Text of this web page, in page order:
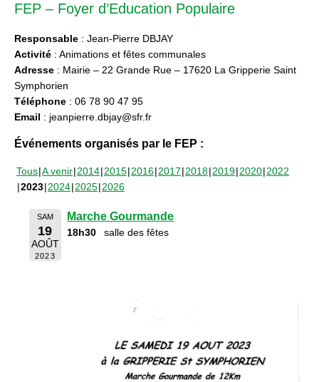
FEP – Foyer d’Education Populaire
Responsable : Jean-Pierre DBJAY
Activité : Animations et fêtes communales
Adresse : Mairie – 22 Grande Rue – 17620 La Gripperie Saint
Symphorien
Téléphone : 06 78 90 47 95
Email : jeanpierre.dbjay@sfr.fr
Événements organisés par le FEP :
Tous A venir 2014 2015 2016 2017 2018 2019 2020 2022
2023 2024 2025 2026
SAM
19
AOÛT
2023
Marche Gourmande
18h30 salle des fêtes